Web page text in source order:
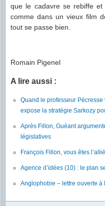
que le cadavre se rebiffe et
comme dans un vieux film
tout se passe bien.
Romain Pigenel
A lire aussi :
Quand le professeur Pécresse
expose la stratégie Sarkozy
Après Fillon, Guéant
législatives
François Fillon, vous êtes
Agence d’idées (10) : le plan
Anglophobie – lettre ouverte à